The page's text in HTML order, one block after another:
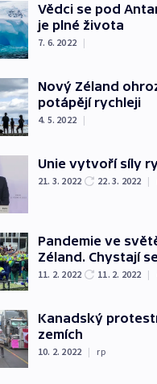
Vědci se pod
je plné života
7. 6. 2022 |
Nový Zéland
potápějí rychleji
4. 5. 2022 |
Unie vytvoří síly
21. 3. 2022 22. 3. 2022 |
Pandemie ve
Zéland. Chystají
11. 2. 2022 11. 2. 2022 |
Kanadský
zemích
10. 2. 2022 | rp